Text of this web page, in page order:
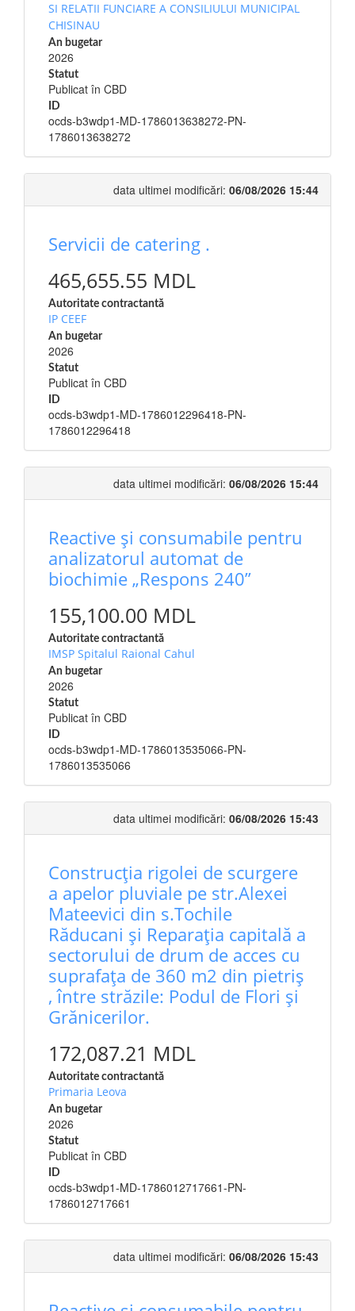
SI RELATII FUNCIARE A CONSILIULUI MUNICIPAL
CHISINAU
An bugetar
2026
Statut
Publicat în CBD
ID
ocds-b3wdp1-MD-1786013638272-PN-
1786013638272
data ultimei modificări: 06/08/2026 15:44
Servicii de catering .
465,655.55 MDL
Autoritate contractantă
IP CEEF
An bugetar
2026
Statut
Publicat în CBD
ID
ocds-b3wdp1-MD-1786012296418-PN-
1786012296418
data ultimei modificări: 06/08/2026 15:44
Reactive și consumabile pentru
analizatorul automat de
biochimie „Respons 240”
155,100.00 MDL
Autoritate contractantă
IMSP Spitalul Raional Cahul
An bugetar
2026
Statut
Publicat în CBD
ID
ocds-b3wdp1-MD-1786013535066-PN-
1786013535066
data ultimei modificări: 06/08/2026 15:43
Construcția rigolei de scurgere
a apelor pluviale pe str.Alexei
Mateevici din s.Tochile
Răducani și Reparația capitală a
sectorului de drum de acces cu
suprafața de 360 m2 din pietriș
, între străzile: Podul de Flori și
Grănicerilor.
172,087.21 MDL
Autoritate contractantă
Primaria Leova
An bugetar
2026
Statut
Publicat în CBD
ID
ocds-b3wdp1-MD-1786012717661-PN-
1786012717661
data ultimei modificări: 06/08/2026 15:43